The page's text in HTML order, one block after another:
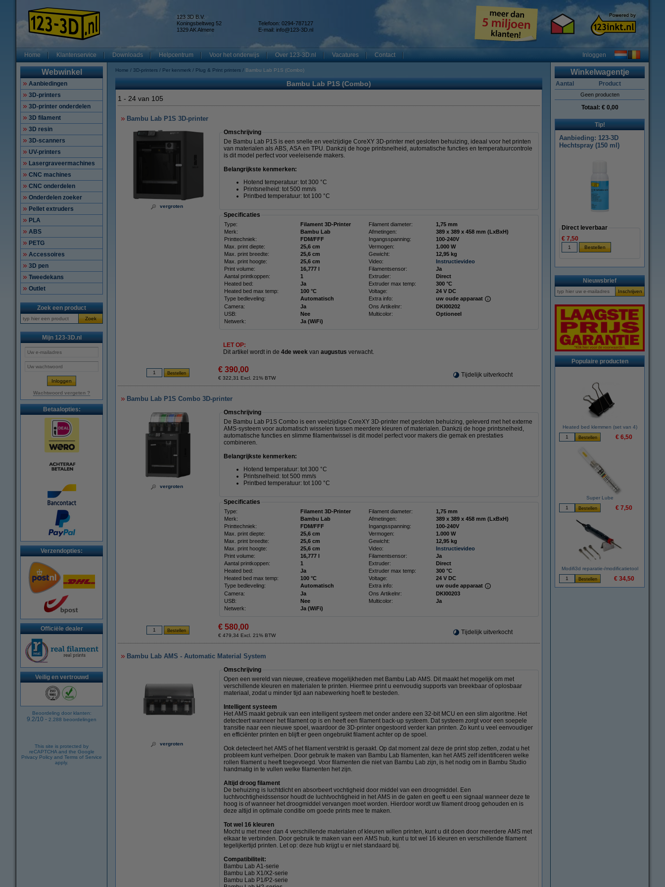
123 3D B.V.
Koningsbeltweg 52
1329 AK Almere
Telefoon: 0294-787127
E-mail: info@123-3D.nl
Home Klantenservice Downloads Helpcentrum Voor het onderwijs Over 123-3D.nl Vacatures Contact Inloggen
Webwinkel
Aanbiedingen
3D-printers
3D-printer onderdelen
3D filament
3D resin
3D-scanners
UV-printers
Lasergraveermachines
CNC machines
CNC onderdelen
Onderdelen zoeker
Pellet extruders
PLA
ABS
PETG
Accessoires
3D pen
Tweedekans
Outlet
Zoek een product
Zoek
Mijn 123-3D.nl
Wachtwoord vergeten ?
Betaalopties:
Verzendopties:
Officiële dealer
Veilig en vertrouwd
Beoordeling door klanten:
9.2/10 - 2.288 beoordelingen
This site is protected by
reCAPTCHA and the Google
Privacy Policy and Terms of Service
apply.
Home 3D-printers Per kenmerk Plug & Print printers Bambu Lab P1S (Combo)
Bambu Lab P1S (Combo)
1 - 24 van 105
Bambu Lab P1S 3D-printer
vergroten
Omschrijving
De Bambu Lab P1S is een snelle en veelzijdige CoreXY 3D-printer met gesloten behuizing, ideaal voor het printen
van materialen als ABS, ASA en TPU. Dankzij de hoge printsnelheid, automatische functies en temperatuurcontrole
is dit model perfect voor veeleisende makers.
Belangrijkste kenmerken:
Hotend temperatuur: tot 300 °C
Printsnelheid: tot 500 mm/s
Printbed temperatuur: tot 100 °C
Specificaties
Type: Filament 3D-Printer Filament diameter:
1,75 mm
Merk:
Bambu Lab Afmetingen:
389 x 389 x 458 mm (LxBxH)
Printtechniek:
FDM/FFF Ingangsspanning:
100-240V
Max. print diepte:
25,6 cm Vermogen:
1.000 W
Max. print breedte:
25,6 cm Gewicht:
12,95 kg
Max. print hoogte:
25,6 cm Video:
Instructievideo
Print volume:
16,777 l Filamentsensor:
Ja
Aantal printkoppen:
1 Extruder:
Direct
Heated bed:
Ja Extruder max temp:
300 °C
Heated bed max temp:
100 °C Voltage:
24 V DC
Type bedleveling:
Automatisch Extra info:
uw oude apparaat
Camera:
Ja Ons Artikelnr:
DKI00202
USB:
Nee Multicolor:
Optioneel
Netwerk:
Ja (WiFi)
LET OP:
Dit artikel wordt in de 4de week van augustus verwacht.
€ 390,00
€ 322,31 Excl. 21% BTW Tijdelijk uitverkocht
Bambu Lab P1S Combo 3D-printer
vergroten
Omschrijving
De Bambu Lab P1S Combo is een veelzijdige CoreXY 3D-printer met gesloten behuizing, geleverd met het externe
AMS-systeem voor automatisch wisselen tussen meerdere kleuren of materialen. Dankzij de hoge printsnelheid,
automatische functies en slimme filamentwissel is dit model perfect voor makers die gemak en prestaties
combineren.
Belangrijkste kenmerken:
Hotend temperatuur: tot 300 °C
Printsnelheid: tot 500 mm/s
Printbed temperatuur: tot 100 °C
Specificaties
Type: Filament 3D-Printer Filament diameter:
1,75 mm
Merk:
Bambu Lab Afmetingen:
389 x 389 x 458 mm (LxBxH)
Printtechniek:
FDM/FFF Ingangsspanning:
100-240V
Max. print diepte:
25,6 cm Vermogen:
1.000 W
Max. print breedte:
25,6 cm Gewicht:
12,95 kg
Max. print hoogte:
25,6 cm Video:
Instructievideo
Print volume:
16,777 l Filamentsensor:
Ja
Aantal printkoppen:
1 Extruder:
Direct
Heated bed:
Ja Extruder max temp:
300 °C
Heated bed max temp:
100 °C Voltage:
24 V DC
Type bedleveling:
Automatisch Extra info:
uw oude apparaat
Camera:
Ja Ons Artikelnr:
DKI00203
USB:
Nee Multicolor:
Ja
Netwerk:
Ja (WiFi)
€ 580,00
€ 479,34 Excl. 21% BTW Tijdelijk uitverkocht
Bambu Lab AMS - Automatic Material System
vergroten
Omschrijving
Open een wereld van nieuwe, creatieve mogelijkheden met Bambu Lab AMS. Dit maakt het mogelijk om met
verschillende kleuren en materialen te printen. Hiermee print u eenvoudig supports van breekbaar of oplosbaar
materiaal, zodat u minder tijd aan nabewerking hoeft te besteden.
Intelligent systeem
Het AMS maakt gebruik van een intelligent systeem met onder andere een 32-bit MCU en een slim algoritme. Het
detecteert wanneer het filament op is en heeft een filament back-up systeem. Dat systeem zorgt voor een soepele
transitie naar een nieuwe spoel, waardoor de 3D-printer ongestoord verder kan printen. Zo kunt u veel eenvoudiger
en efficiënter printen en blijft er geen ongebruikt filament achter op de spoel.
Ook detecteert het AMS of het filament verstrikt is geraakt. Op dat moment zal deze de print stop zetten, zodat u het
probleem kunt verhelpen. Door gebruik te maken van Bambu Lab filamenten, kan het AMS zelf identificeren welke
rollen filament u heeft toegevoegd. Voor filamenten die niet van Bambu Lab zijn, is het nodig om in Bambu Studio
handmatig in te vullen welke filamenten het zijn.
Altijd droog filament
De behuizing is luchtdicht en absorbeert vochtigheid door middel van een droogmiddel. Een
luchtvochtigheidssensor houdt de luchtvochtigheid in het AMS in de gaten en geeft u een signaal wanneer deze te
hoog is of wanneer het droogmiddel vervangen moet worden. Hierdoor wordt uw filament droog gehouden en is
deze altijd in optimale conditie om goede prints mee te maken.
Tot wel 16 kleuren
Mocht u met meer dan 4 verschillende materialen of kleuren willen printen, kunt u dit doen door meerdere AMS met
elkaar te verbinden. Door gebruik te maken van een AMS hub, kunt u tot wel 16 kleuren en verschillende filament
tegelijkertijd printen. Let op: deze hub krijgt u er niet standaard bij.
Compatibiliteit:
Bambu Lab A1-serie
Bambu Lab X1/X2-serie
Bambu Lab P1/P2-serie
Winkelwagentje
Aantal Product
Geen producten
Totaal: € 0,00
Tip!
Aanbieding: 123-3D
Hechtspray (150 ml)
Direct leverbaar
€ 7,50
Nieuwsbrief
Populaire producten
Heated bed klemmen (set van 4)
€ 6,50
Super Lube
€ 7,50
Modifi3d reparatie-/modificatietool
€ 34,50